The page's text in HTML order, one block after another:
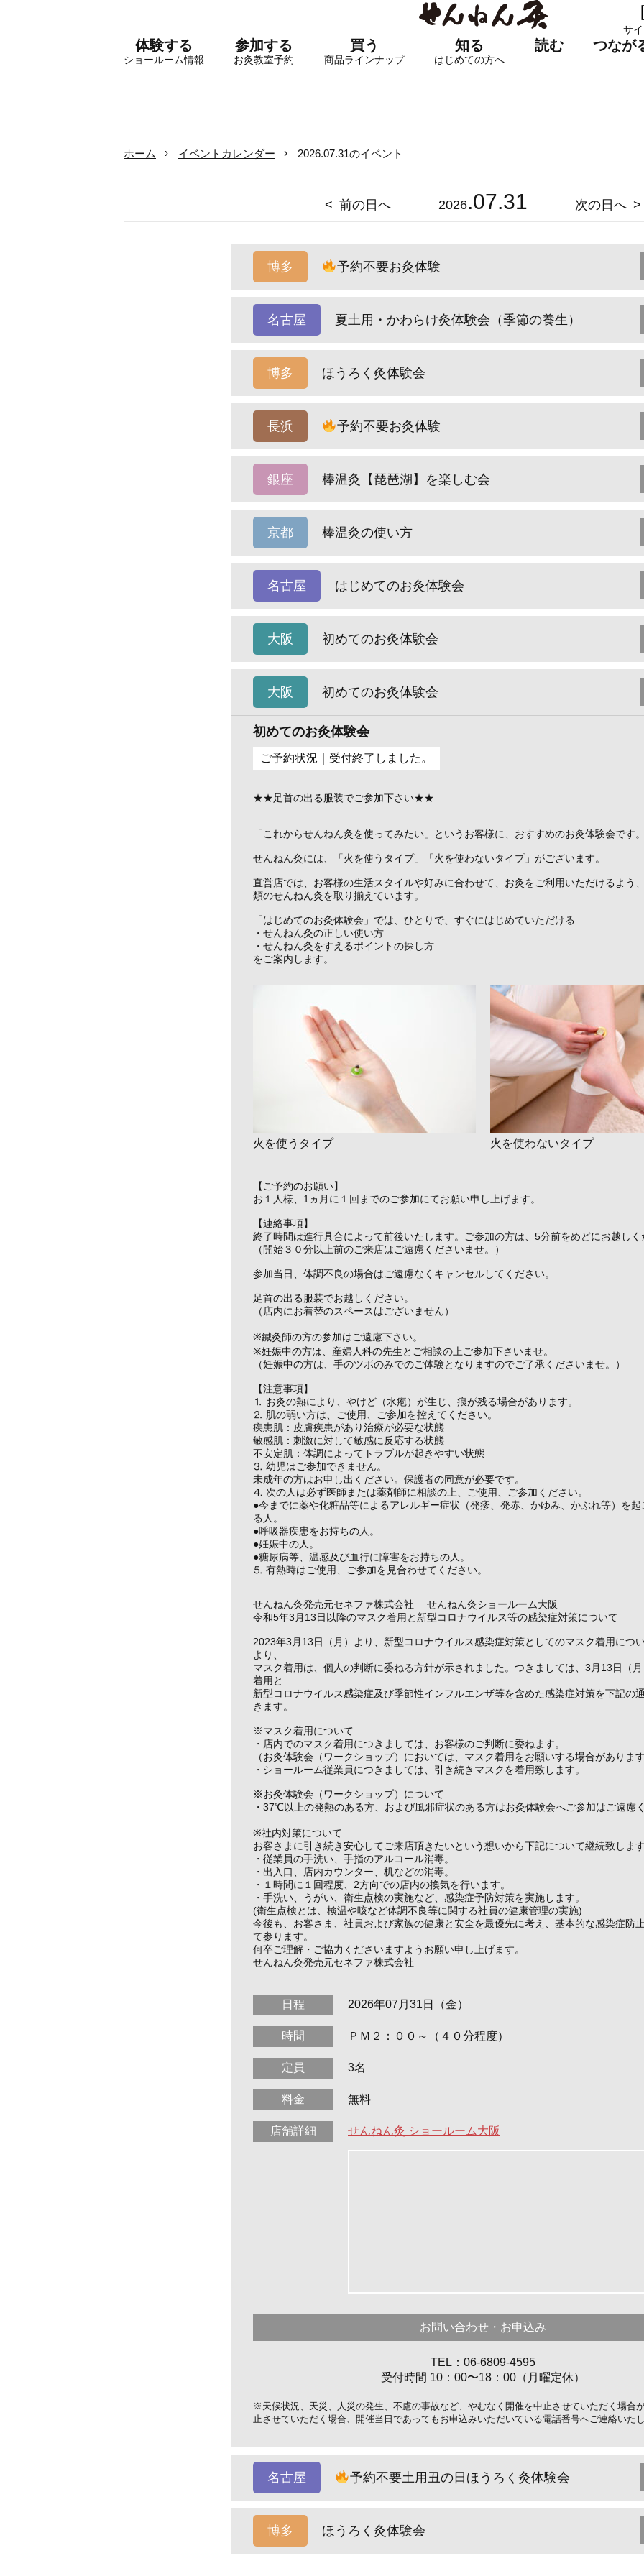
サ
体験する
ショールーム情報
参加する
お灸教室予約
買う
商品ラインナップ
知る
はじめての方へ
読む つなが
ホーム イベントカレンダー 2026.07.31のイベント
前の日へ 2026.07.31 次の日へ
博多 予約不要お灸体験
名古屋 夏土用・かわらけ灸体験会（季節の養生）
博多 ほうろく灸体験会
長浜 予約不要お灸体験
銀座 棒温灸【琵琶湖】を楽しむ会
京都 棒温灸の使い方
名古屋 はじめてのお灸体験会
大阪 初めてのお灸体験会
大阪 初めてのお灸体験会
初めてのお灸体験会
ご予約状況｜受付終了しました。
★★足首の出る服装でご参加下さい★★
「これからせんねん灸を使ってみたい」というお客様に、おすすめのお灸体験会です
せんねん灸には、「火を使うタイプ」「火を使わないタイプ」がございます。
直営店では、お客様の生活スタイルや好みに合わせて、お灸をご利用いただけるよう
類のせんねん灸を取り揃えています。
「はじめてのお灸体験会」では、ひとりで、すぐにはじめていただける
・せんねん灸の正しい使い方
・せんねん灸をすえるポイントの探し方
をご案内します。
火を使うタイプ 火を使わないタイプ
【ご予約のお願い】
お１人様、1ヵ月に１回までのご参加にてお願い申し上げます。
【連絡事項】
終了時間は進行具合によって前後いたします。ご参加の方は、5分前をめどにお越しく
（開始３０分以上前のご来店はご遠慮くださいませ。）
参加当日、体調不良の場合はご遠慮なくキャンセルしてください。
足首の出る服装でお越しください。
（店内にお着替のスペースはございません）
※鍼灸師の方の参加はご遠慮下さい。
※妊娠中の方は、産婦人科の先生とご相談の上ご参加下さいませ。
（妊娠中の方は、手のツボのみでのご体験となりますのでご了承くださいませ。）
【注意事項】
⒈ お灸の熱により、やけど（水疱）が生じ、痕が残る場合があります。
⒉ 肌の弱い方は、ご使用、ご参加を控えてください。
疾患肌：皮膚疾患があり治療が必要な状態
敏感肌：刺激に対して敏感に反応する状態
不安定肌：体調によってトラブルが起きやすい状態
⒊ 幼児はご参加できません。
未成年の方はお申し出ください。保護者の同意が必要です。
⒋ 次の人は必ず医師または薬剤師に相談の上、ご使用、ご参加ください。
●今までに薬や化粧品等によるアレルギー症状（発疹、発赤、かゆみ、かぶれ等）を
る人。
●呼吸器疾患をお持ちの人。
●妊娠中の人。
●糖尿病等、温感及び血行に障害をお持ちの人。
⒌ 有熱時はご使用、ご参加を見合わせてください。
せんねん灸発売元セネファ株式会社 せんねん灸ショールーム大阪
令和5年3月13日以降のマスク着用と新型コロナウイルス等の感染症対策について
2023年3月13日（月）より、新型コロナウイルス感染症対策としてのマスク着用につ
より、
マスク着用は、個人の判断に委ねる方針が示されました。つきましては、3月13日（
着用と
新型コロナウイルス感染症及び季節性インフルエンザ等を含めた感染症対策を下記の
きます。
※マスク着用について
・店内でのマスク着用につきましては、お客様のご判断に委ねます。
（お灸体験会（ワークショップ）においては、マスク着用をお願いする場合がありま
・ショールーム従業員につきましては、引き続きマスクを着用致します。
※お灸体験会（ワークショップ）について
・37℃以上の発熱のある方、および風邪症状のある方はお灸体験会へご参加はご遠慮
※社内対策について
お客さまに引き続き安心してご来店頂きたいという想いから下記について継続致しま
・従業員の手洗い、手指のアルコール消毒。
・出入口、店内カウンター、机などの消毒。
・１時間に１回程度、2方向での店内の換気を行います。
・手洗い、うがい、衛生点検の実施など、感染症予防対策を実施します。
(衛生点検とは、検温や咳など体調不良等に関する社員の健康管理の実施)
今後も、お客さま、社員および家族の健康と安全を最優先に考え、基本的な感染症防
て参ります。
何卒ご理解・ご協力くださいますようお願い申し上げます。
せんねん灸発売元セネファ株式会社
日程 2026年07月31日（金）
時間 ＰＭ２：００～（４０分程度）
定員 3名
料金 無料
店舗詳細 せんねん灸 ショールーム大阪
お問い合わせ・お申込み
TEL：06-6809-4595
受付時間 10：00〜18：00（月曜定休）
※天候状況、天災、人災の発生、不慮の事故など、やむなく開催を中止させていただく場合
止させていただく場合、開催当日であってもお申込みいただいている電話番号へご連絡いた
名古屋 予約不要土用丑の日ほうろく灸体験会
博多 ほうろく灸体験会